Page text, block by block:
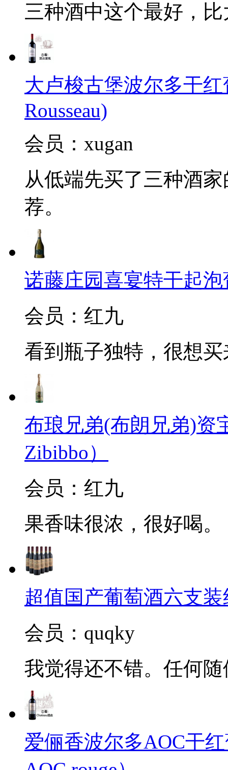
三种酒中这个最好，
大卢梭古堡波尔多干红
Rousseau)
会员：xugan
从低端先买了三种酒
荐。
诺藤庄园喜宴特干起泡
会员：红九
看到瓶子独特，很想
布琅兄弟(布朗兄弟)资
Zibibbo）
会员：红九
果香味很浓，很好喝。
超值国产葡萄酒六支装
会员：quqky
我觉得还不错。任何
爱俪香波尔多AOC干